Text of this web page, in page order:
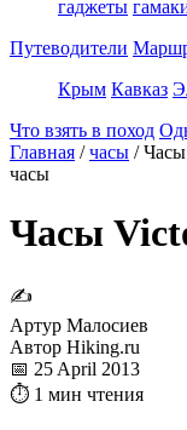
гаджеты
Путеводители
Крым Кавказ
Что взять в поход
Главная / часы /
часы
Часы
✍
Артур Малосиев
Автор Hiking.ru
📅 25 April 2013
⏱ 1 мин чтения